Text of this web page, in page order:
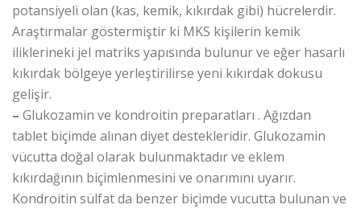
potansiyeli olan (kas, kemik, kıkırdak gibi) hücrelerdir.
Araştırmalar göstermiştir ki MKS kişilerin kemik
iliklerineki jel matriks yapısında bulunur ve eğer hasarlı
kıkırdak bölgeye yerleştirilirse yeni kıkırdak dokusu
gelişir.
– Glukozamin ve kondroitin preparatları . Ağızdan
tablet biçimde alınan diyet destekleridir. Glukozamin
vücutta doğal olarak bulunmaktadır ve eklem
kıkırdağının biçimlenmesini ve onarımını uyarır.
Kondroitin sülfat da benzer biçimde vucutta bulunan ve